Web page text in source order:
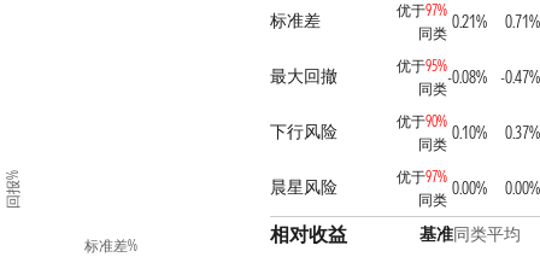
标准差%
回报%
标准差
优于97%
同类
0.21% 0.71%
最大回撤 优于95%
同类
-0.08% -0.47%
下行风险 优于90%
同类
0.10% 0.37%
晨星风险 优于97%
同类
0.00% 0.00%
相对收益 基准同类平均